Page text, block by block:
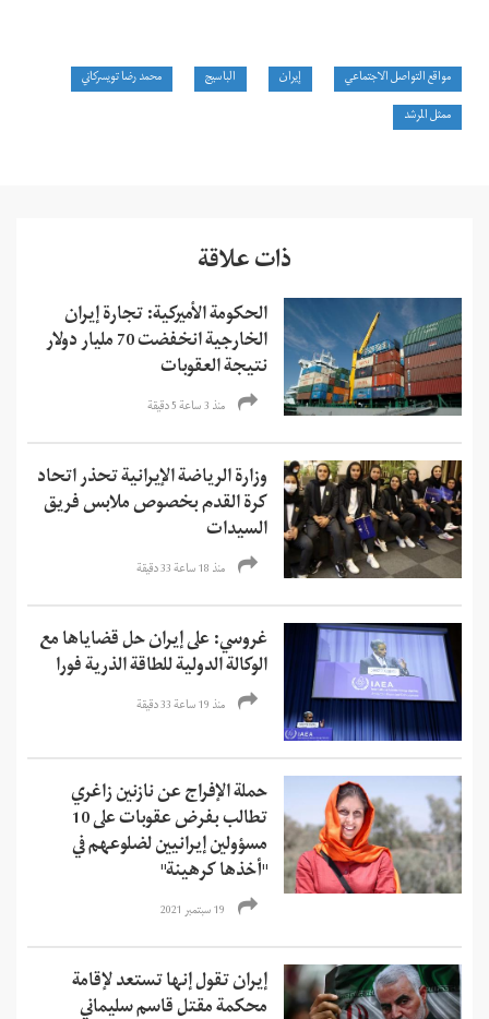
مواقع التواصل الاجتماعي إيران الباسيج
محمد رضا تويسركاني
ممثل المرشد
ذات علاقة
الحكومة الأميركية: تجارة إيران
الخارجية انخفضت 70 مليار دولار
نتيجة العقوبات
منذ 3 ساعة 5 دقیقة
وزارة الرياضة الإيرانية تحذر اتحاد
كرة القدم بخصوص ملابس فريق
السيدات
منذ 18 ساعة 33 دقیقة
غروسي: على إيران حل قضاياها مع
الوكالة الدولية للطاقة الذرية فورا
منذ 19 ساعة 33 دقیقة
حملة الإفراج عن نازنين زاغري
تطالب بفرض عقوبات على 10
مسؤولين إيرانيين لضلوعهم في
"أخذها كرهينة"
19 سبتمبر 2021
إيران تقول إنها تستعد لإقامة
محكمة مقتل قاسم سليماني